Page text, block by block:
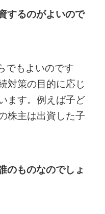
するのがよいので
でもよいのです
対策の目的に応じ
ます。例えば子ど
株主は出資した子
のものなのでしょ